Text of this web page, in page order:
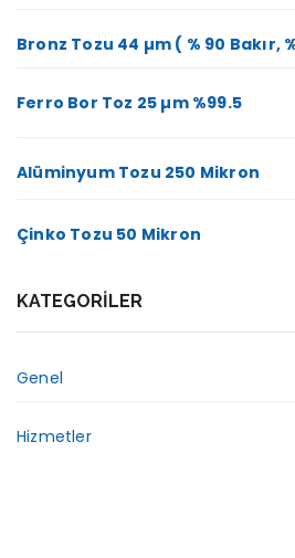
Bronz Tozu 44 µm ( % 90 Bakır,
Ferro Bor Toz 25 µm %99.5
Alüminyum Tozu 250 Mikron
Çinko Tozu 50 Mikron
KATEGORILER
Genel
Hizmetler